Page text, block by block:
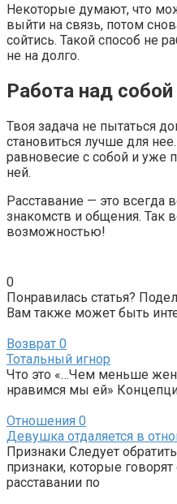
Некоторые думают, что
выйти на связь, потом
сойтись. Такой способ не
не на долго.
Работа над собой
Твоя задача не пытаться
становиться лучше для
равновесие с собой и уже
ней.
Расставание — это всегда
знакомств и общения. Так
возможностью!
0
Понравилась статья?
Вам также может быть
Возврат 0
Тотальный игнор
Что это «…Чем меньше
нравимся мы ей»
Отношения 0
Девушка отдаляется в
Признаки Следует
признаки, которые
расставании по